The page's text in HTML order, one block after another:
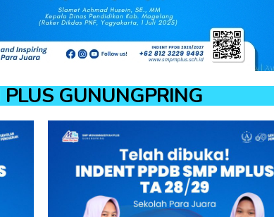
GUNUNGPRING